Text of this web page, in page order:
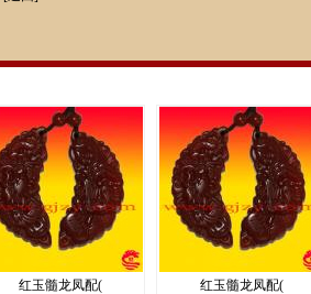
红玉髓龙凤配(
红玉髓龙凤配(